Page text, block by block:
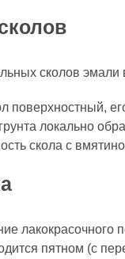
сколов
поверхностный,
локально
скола с
пятном (с